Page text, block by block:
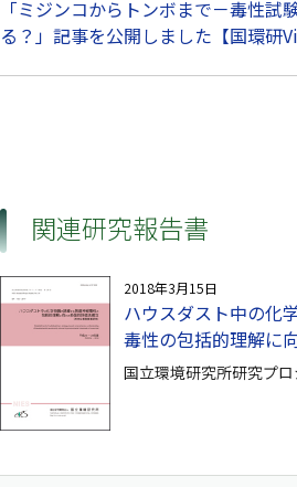
「ミジンコからトンボまで－毒性試
る？」記事を公開しました【国環研
関連研究報告書
2018年3月15日
ハウスダスト中の化
毒性の包括的理解に
国立環境研究所研究プ